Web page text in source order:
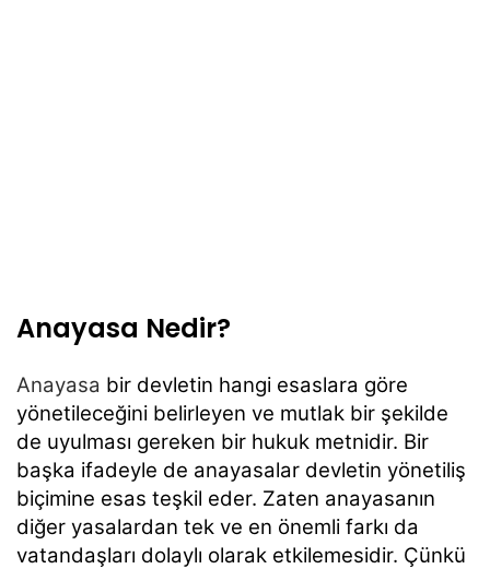
Anayasa Nedir?
Anayasa bir devletin hangi esaslara göre
yönetileceğini belirleyen ve mutlak bir şekilde
de uyulması gereken bir hukuk metnidir. Bir
başka ifadeyle de anayasalar devletin yönetiliş
biçimine esas teşkil eder. Zaten anayasanın
diğer yasalardan tek ve en önemli farkı da
vatandaşları dolaylı olarak etkilemesidir. Çünkü